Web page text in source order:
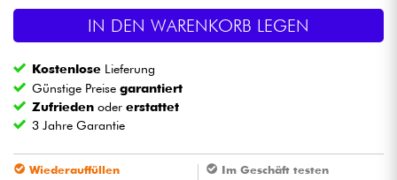
Licht
Blasinstrumente
IN DEN WARENKORB LEGEN
Kostenlose Lieferung
Günstige Preisegarantiert
Zufrieden odererstattet
3 Jahre Garantie
Wiederauffüllen
Im Geschäft testen